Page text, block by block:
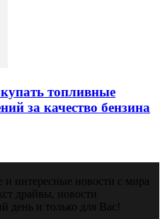
топливные
за качество бензина
и интересные новости с мира
драйвы, новости
день и только для Вас!